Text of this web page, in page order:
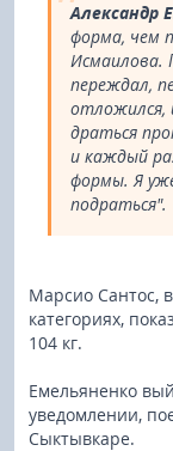
Александр
форма, чем
Исмаилова.
переждал,
отложился,
драться
и каждый
формы. Я
подраться".
Марсио Сантос,
категориях,
104 кг.
Емельяненко
уведомлении,
Сыктывкаре.